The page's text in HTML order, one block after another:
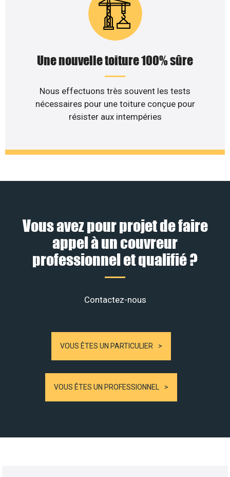
Une nouvelle toiture 100% sûre
Nous effectuons très souvent les tests
nécessaires pour une toiture conçue pour
résister aux intempéries
Vous avez pour projet de faire
appel à un couvreur
professionnel et qualifié ?
Contactez-nous
VOUS ÊTES UN PARTICULIER
VOUS ÊTES UN PROFESSIONNEL